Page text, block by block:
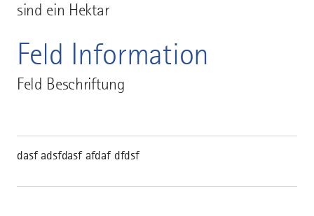
sind ein Hektar
Feld Information
Feld Beschriftung
dasf adsfdasf afdaf dfdsf